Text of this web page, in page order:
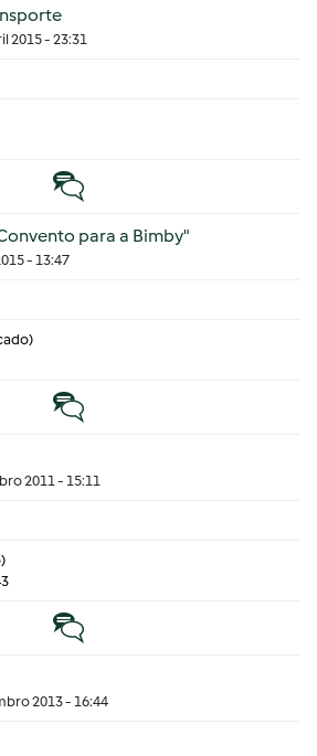
2015 - 23:31
Tópico normal
para a Bimby"
- 13:47
Tópico normal
2011 - 15:11
Tópico normal
2013 - 16:44